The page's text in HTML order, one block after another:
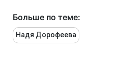
Больше по теме:
Надя Дорофеева